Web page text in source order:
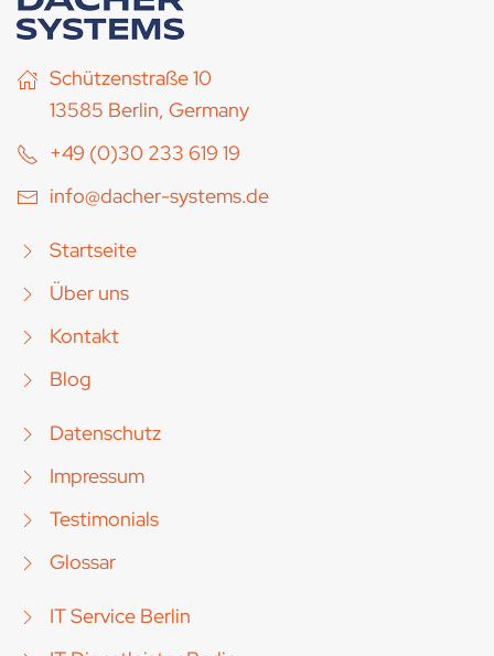
Schützenstraße 10
13585 Berlin, Germany
+49 (0)30 233 619 19
info@dacher-systems.de
Startseite
Über uns
Kontakt
Blog
Datenschutz
Impressum
Testimonials
Glossar
IT Service Berlin